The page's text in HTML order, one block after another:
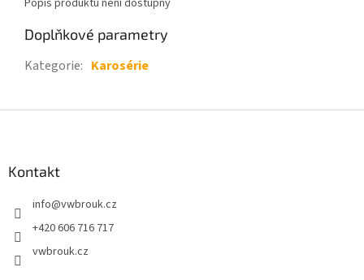
Popis produktu není dostupný
Doplňkové parametry
Kategorie: Karosérie
Kontakt
info@vwbrouk.cz
+420 606 716 717
vwbrouk.cz